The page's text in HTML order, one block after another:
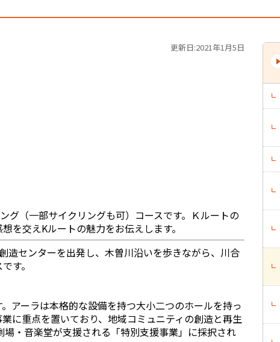
更新日:2021年1月5日
グ（一部サイクリングも可）コースです。Ｋルートの
を交えKルートの魅力をお伝えします。
造センターを出発し、木曽川沿いを歩きながら、川合
す。
アーラは本格的な設備を持つ大小二つのホールを持っ
に重点を置いており、地域コミュニティの創造と再生
・音楽堂が支援される「特別支援事業」に採択され